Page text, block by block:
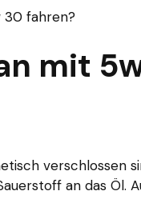
30 fahren?
mit
verschlossen
an das Öl.